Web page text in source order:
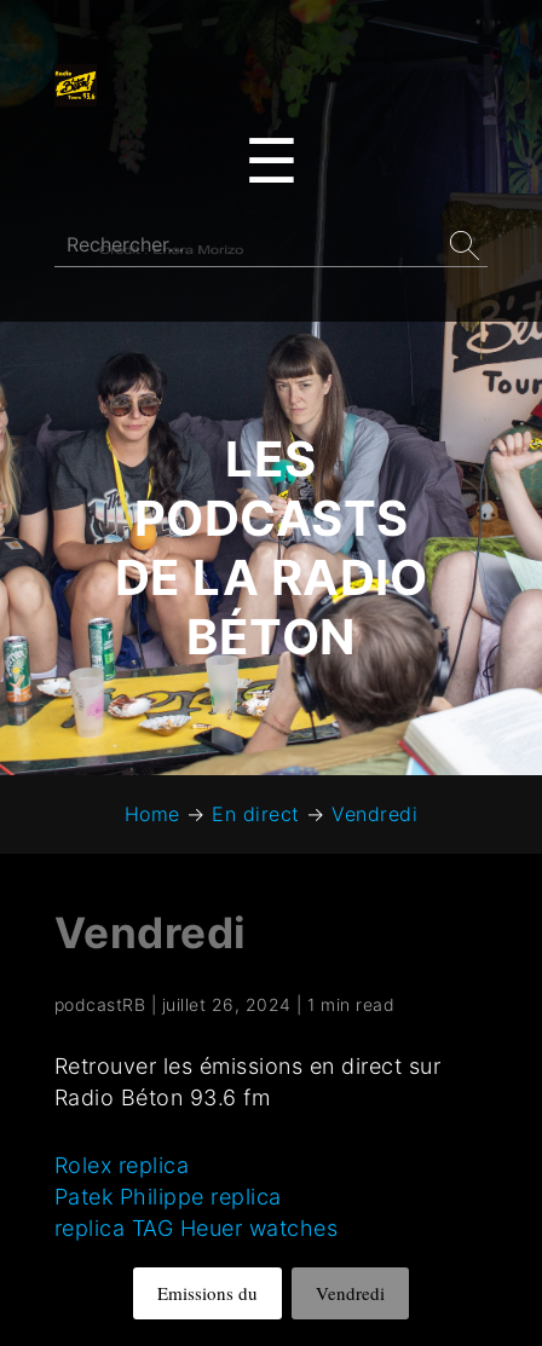
☰
LES
PODCASTS
DE LA RADIO
BÉTON
Home → En direct → Vendredi
Vendredi
podcastRB juillet 26, 2024 1 min read
Retrouver les émissions en direct sur
Radio Béton 93.6 fm
Rolex replica
Patek Philippe replica
replica TAG Heuer watches
Emissions du Vendredi